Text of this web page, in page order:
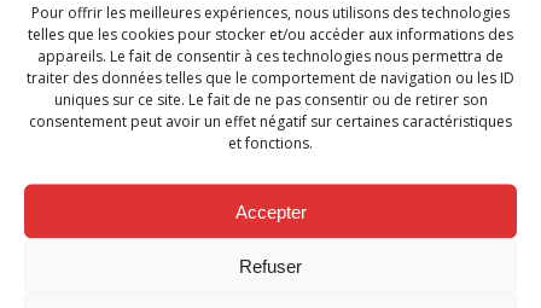
Pour offrir les meilleures expériences, nous utilisons des technologies
telles que les cookies pour stocker et/ou accéder aux informations des
appareils. Le fait de consentir à ces technologies nous permettra de
traiter des données telles que le comportement de navigation ou les ID
uniques sur ce site. Le fait de ne pas consentir ou de retirer son
consentement peut avoir un effet négatif sur certaines caractéristiques
et fonctions.
Accepter
Refuser
Actualité